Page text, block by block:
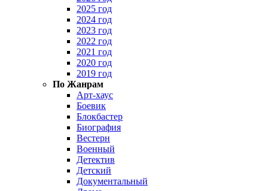
2025 год
2024 год
2023 год
2022 год
2021 год
2020 год
2019 год
По Жанрам
Арт-хаус
Боевик
Блокбастер
Биография
Вестерн
Военный
Детектив
Детский
Документальный